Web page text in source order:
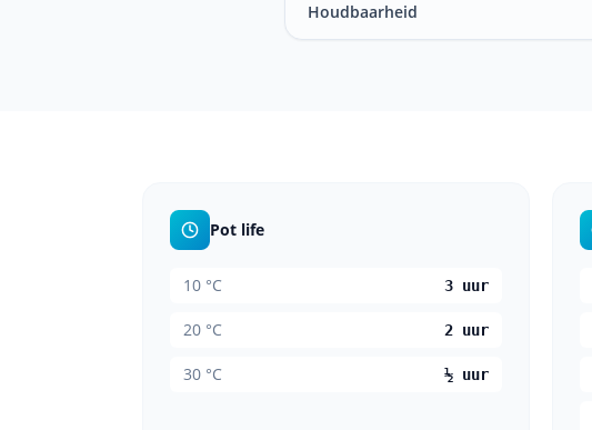
Houdbaarheid
Pot life
10 °C 3 uur
20 °C 2 uur
30 °C ½ uur